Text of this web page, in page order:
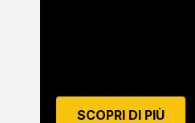
SCOPRI DI PIÙ